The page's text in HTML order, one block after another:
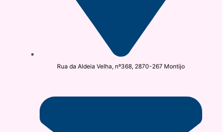
Rua da Aldeia Velha, nº368, 2870-267 Montijo